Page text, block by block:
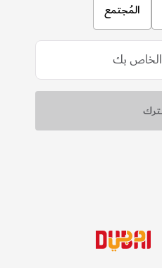
المُجتمع